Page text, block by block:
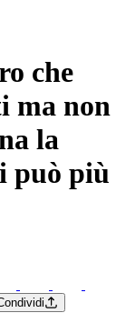
che
ma non
la
può più